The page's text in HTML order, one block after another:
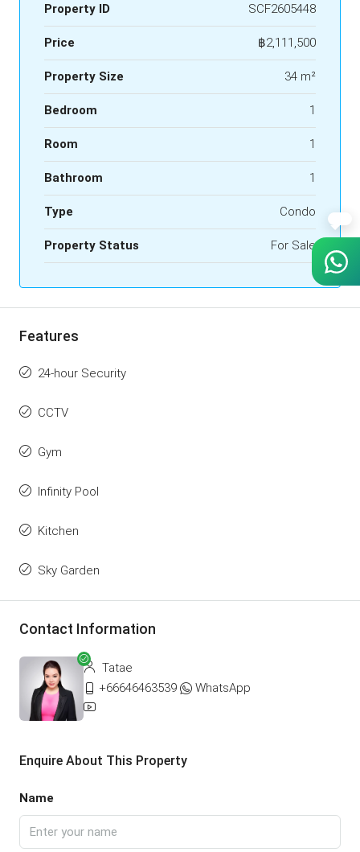
Property ID SCF2605448
Price ฿2,111,500
Property Size 34 m²
Bedroom 1
Room 1
Bathroom 1
Type Condo
Property Status For Sale
Features
24-hour Security
CCTV
Gym
Infinity Pool
Kitchen
Sky Garden
Contact Information
Tatae
+66646463539
WhatsApp
Enquire About This Property
Name